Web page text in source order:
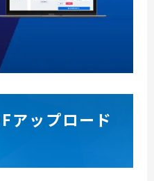
アップロード